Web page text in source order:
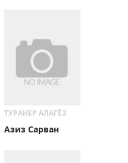
ТУРАНЕР АЛАГЁЗ
Азиз Сарван